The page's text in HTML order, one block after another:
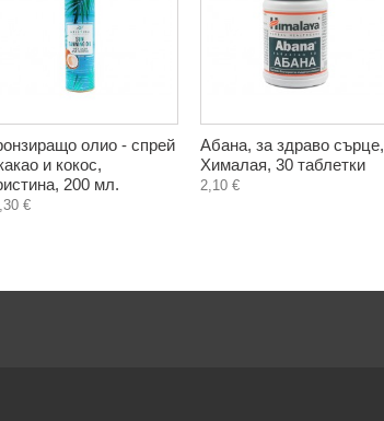
олио - спрей
и кокос,
200 мл.
€
Абана, за здраво сърце,
Хималая, 30 таблетки
2,10 €